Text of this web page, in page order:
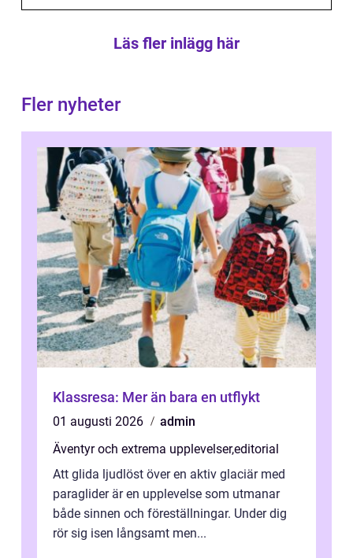
Läs fler inlägg här
Fler nyheter
Klassresa: Mer än bara en utflykt
01 augusti 2026
admin
Äventyr och extrema upplevelser,editorial
Att glida ljudlöst över en aktiv glaciär med
paraglider är en upplevelse som utmanar
både sinnen och föreställningar. Under dig
rör sig isen långsamt men...